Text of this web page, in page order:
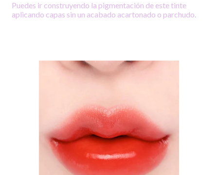
Puedes ir construyendo la pigmentación de este tinte
aplicando capas sin un acabado acartonado o parchudo.